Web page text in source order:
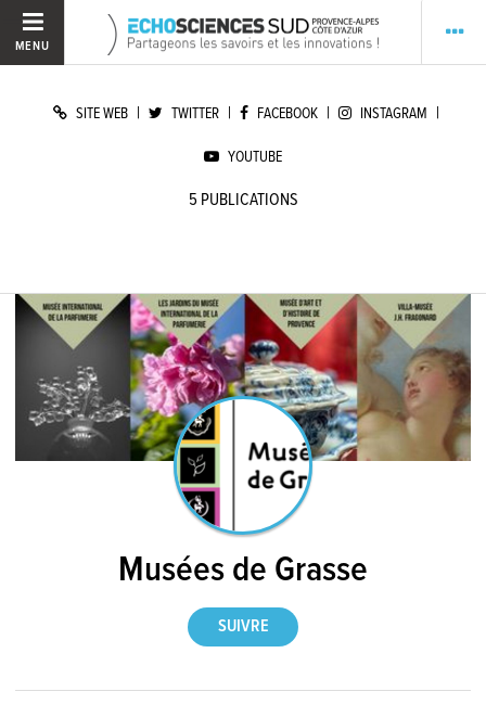
MENU
SITE WEB | TWITTER | FACEBOOK | INSTAGRAM |
YOUTUBE
5 PUBLICATIONS
Musées de Grasse